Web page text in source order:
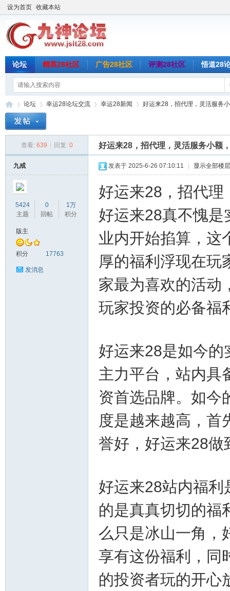
设为首页 收藏本站
论坛 精英28社区 广告28社区 评测28社区 悟道28
论坛
›
幸运28论坛交流 幸运28新闻 好运来28，招代理，灵活服务
查看: 639 回复: 0 好运来28，招代理，灵活服务小额
九戒
5424
主题
0
回帖
1万
积分
版主
积分 17763
发消息
发表于 2025-6-26 07:10:11 显示全部楼层
好运来28，招代理
好运来28真不愧
业内开始掐算，这
厚的福利浮现在玩
家最为喜欢的活动
玩家投资的必备福
好运来28是如今
主力平台，站内具
资首选品牌。如今
度是越来越高，首
誉好，好运来28做
好运来28站内福利
的是真真切切的福
么只是冰山一角，
享有这份福利，同
的投资者玩的开心